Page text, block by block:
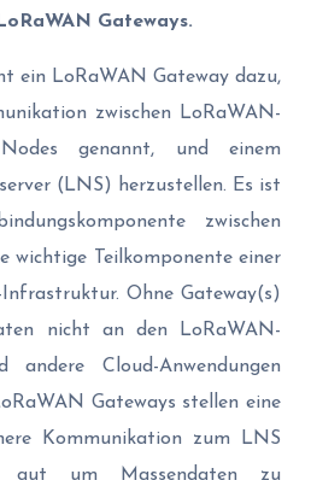
Gateways.
ein LoRaWAN Gateway dazu,
zwischen LoRaWAN-
genannt, und einem
(LNS) herzustellen. Es ist
zwischen
wichtige Teilkomponente einer
Ohne Gateway(s)
nicht an den LoRaWAN-
andere Cloud-Anwendungen
Gateways stellen eine
Kommunikation zum LNS
gut um Massendaten zu